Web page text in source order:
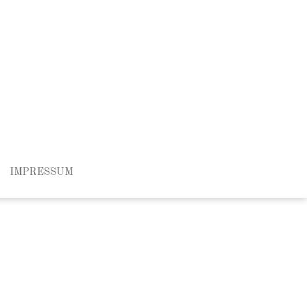
IMPRESSUM